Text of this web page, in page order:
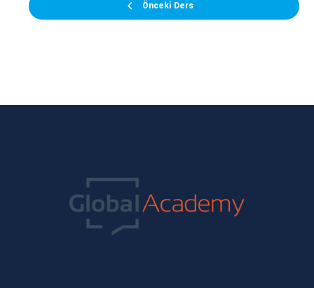
Önceki Ders